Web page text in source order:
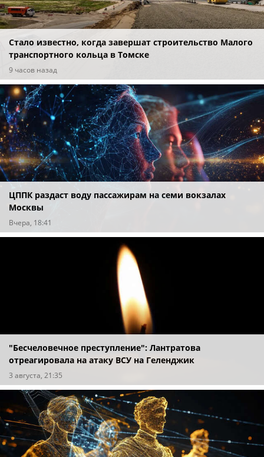
Стало известно, когда завершат строительство Малого
транспортного кольца в Томске
9 часов назад
ЦППК раздаст воду пассажирам на семи вокзалах
Москвы
Вчера, 18:41
"Бесчеловечное преступление": Лантратова
отреагировала на атаку ВСУ на Геленджик
3 августа, 21:35